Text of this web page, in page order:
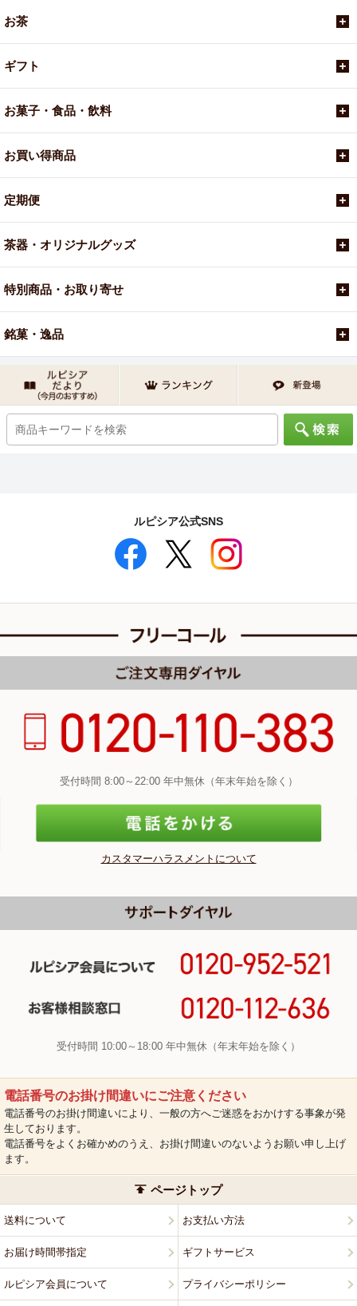
お茶
ギフト
お菓子・食品・飲料
お買い得商品
定期便
茶器・オリジナルグッズ
特別商品・お取り寄せ
銘菓・逸品
ルピシア公式SNS
受付時間 8:00～22:00 年中無休（年末年始を除く）
カスタマーハラスメントについて
受付時間 10:00～18:00 年中無休（年末年始を除く）
電話番号のお掛け間違いにご注意ください
電話番号のお掛け間違いにより、一般の方へご迷惑をおかけする事象が発
生しております。
電話番号をよくお確かめのうえ、お掛け間違いのないようお願い申し上げ
ます。
ページトップ
送料について お支払い方法
お届け時間帯指定 ギフトサービス
ルピシア会員について プライバシーポリシー